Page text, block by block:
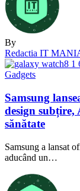
By
Redactia IT
Gadgets
Samsung
design
sănătate
Samsung a lansat
aducând un…